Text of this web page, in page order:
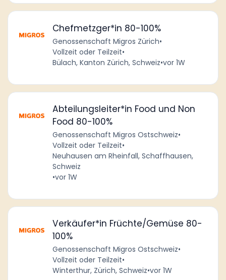
Chefmetzger*in 80-100%
Genossenschaft Migros Zürich•
Vollzeit oder Teilzeit•
Bülach, Kanton Zürich, Schweiz•vor 1W
Abteilungsleiter*in Food und Non
Food 80-100%
Genossenschaft Migros Ostschweiz•
Vollzeit oder Teilzeit•
Neuhausen am Rheinfall, Schaffhausen,
Schweiz
•vor 1W
Verkäufer*in Früchte/Gemüse 80-
100%
Genossenschaft Migros Ostschweiz•
Vollzeit oder Teilzeit•
Winterthur, Zürich, Schweiz•vor 1W